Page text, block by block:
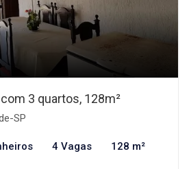
3 quartos, 128m²
SP
4 Vagas 128 m²